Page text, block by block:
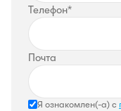
Телефон*
Почта
Я ознакомлен(-а) с